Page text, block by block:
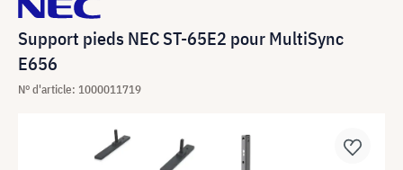
Support pieds NEC ST-65E2 pour MultiSync
E656
N° d'article: 1000011719